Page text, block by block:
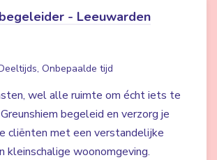
- Leeuwarden
Onbepaalde tijd
wel alle ruimte om écht iets te
begeleid en verzorg je
cliënten met een verstandelijke
kleinschalige woonomgeving.